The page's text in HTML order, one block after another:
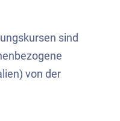
sind
von der